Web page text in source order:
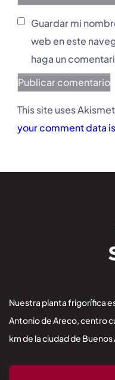
Guardar mi
web en este
haga un
This site uses
your comment data
Nuestra planta frigorífica
Antonio de Areco, centro
km de la ciudad de Buenos